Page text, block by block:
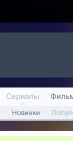
Сериалы
Новинки